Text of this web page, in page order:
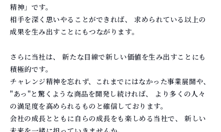
精神」です。
相手を深く思いやることができれば、
求められている以上の
成果を生み出すことにもつながります。
さらに当社は、
新たな目線で新しい価値を生み出すことにも
積極的です。
チャレンジ精神を忘れず、これまでにはなかった事業展開や、
"あっ"と驚くような商品を開発し続ければ、 より多くの人々
の満足度を高められるものと確信しております。
会社の成長とともに自らの成長をも楽しめる当社で、
新しい